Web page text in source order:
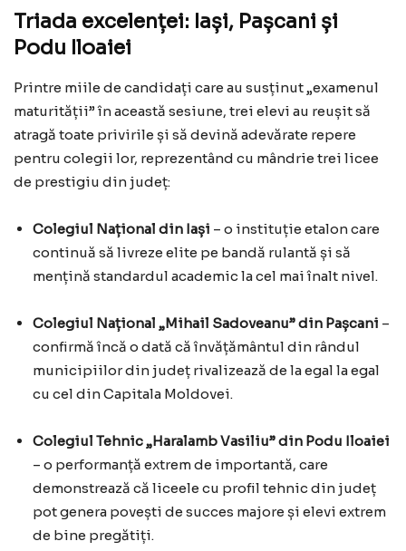
Triada excelenței: Iași, Pașcani și
Podu Iloaiei
Printre miile de candidați care au susținut „examenul
maturității” în această sesiune, trei elevi au reușit să
atragă toate privirile și să devină adevărate repere
pentru colegii lor, reprezentând cu mândrie trei licee
de prestigiu din județ:
Colegiul Național din Iași – o instituție etalon care
continuă să livreze elite pe bandă rulantă și să
mențină standardul academic la cel mai înalt nivel.
Colegiul Național „Mihail Sadoveanu” din Pașcani –
confirmă încă o dată că învățământul din rândul
municipiilor din județ rivalizează de la egal la egal
cu cel din Capitala Moldovei.
Colegiul Tehnic „Haralamb Vasiliu” din Podu Iloaiei
– o performanță extrem de importantă, care
demonstrează că liceele cu profil tehnic din județ
pot genera povești de succes majore și elevi extrem
de bine pregătiți.